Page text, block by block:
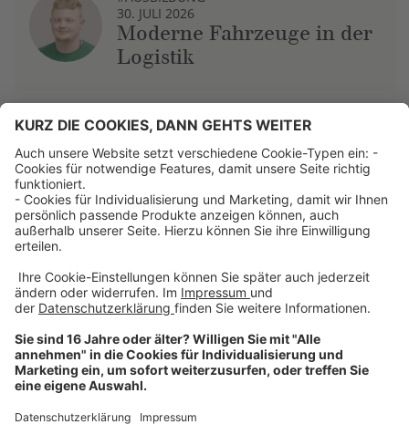
30. JULI 2026
Moderne Fahrzeuge in der
Logistik
Über uns
Dehner Unternehmen
Jobs bei Dehner